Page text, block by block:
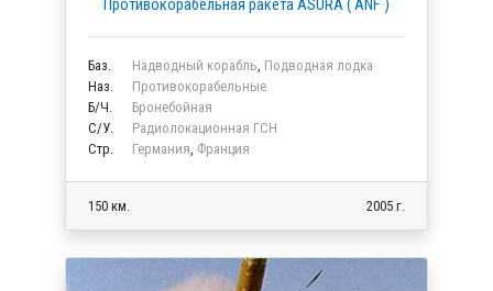
Противокорабельная ракета ASURA ( ANF )
Баз. Надводный корабль Подводная лодка
Наз.
Противокорабельные
Б/Ч.
Бронебойная
C/У.
Радиолокационная ГСН
Стр.
Германия Франция
150 км. 2005 г.